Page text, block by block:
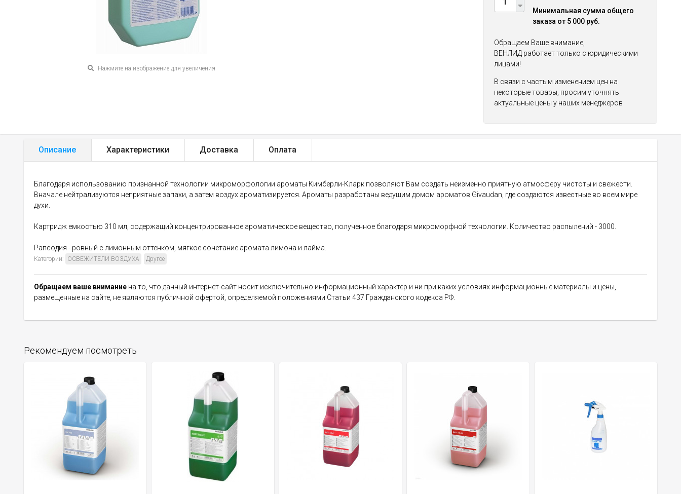
Нажмите на изображение для увеличения
Минимальная сумма общего
заказа от 5 000 руб.
Обращаем Ваше внимание,
ВЕНЛИД работает только с юридическими
лицами!
В связи с частым изменением цен на
некоторые товары, просим уточнять
актуальные цены у наших менеджеров
Описание Характеристики Доставка Оплата
Благодаря использованию признанной технологии микроморфологии ароматы Кимберли-Кларк позволяют Вам создать неизменно приятную атмосферу чистоты и свежести.
Вначале нейтрализуются неприятные запахи, а затем воздух ароматизируется. Ароматы разработаны ведущим домом ароматов Givaudan, где создаются известные во всем мире
духи.
Картридж емкостью 310 мл, содержащий концентрированное ароматическое вещество, полученное благодаря микроморфной технологии. Количество распылений - 3000.
Рапсодия - ровный с лимонным оттенком, мягкое сочетание аромата лимона и лайма.
Категории: ОСВЕЖИТЕЛИ ВОЗДУХА Другое
Обращаем ваше внимание на то, что данный интернет-сайт носит исключительно информационный характер и ни при каких условиях информационные материалы и цены,
размещенные на сайте, не являются публичной офертой, определяемой положениями Статьи 437 Гражданского кодекса РФ.
Рекомендуем посмотреть